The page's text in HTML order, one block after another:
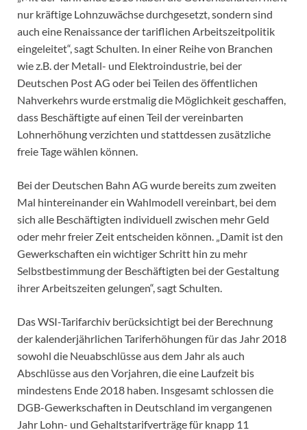
nur kräftige Lohnzuwächse durchgesetzt, sondern sind
auch eine Renaissance der tariflichen Arbeitszeitpolitik
eingeleitet“, sagt Schulten. In einer Reihe von Branchen
wie z.B. der Metall- und Elektroindustrie, bei der
Deutschen Post AG oder bei Teilen des öffentlichen
Nahverkehrs wurde erstmalig die Möglichkeit geschaffen,
dass Beschäftigte auf einen Teil der vereinbarten
Lohnerhöhung verzichten und stattdessen zusätzliche
freie Tage wählen können.
Bei der Deutschen Bahn AG wurde bereits zum zweiten
Mal hintereinander ein Wahlmodell vereinbart, bei dem
sich alle Beschäftigten individuell zwischen mehr Geld
oder mehr freier Zeit entscheiden können. „Damit ist den
Gewerkschaften ein wichtiger Schritt hin zu mehr
Selbstbestimmung der Beschäftigten bei der Gestaltung
ihrer Arbeitszeiten gelungen“, sagt Schulten.
Das WSI-Tarifarchiv berücksichtigt bei der Berechnung
der kalenderjährlichen Tariferhöhungen für das Jahr 2018
sowohl die Neuabschlüsse aus dem Jahr als auch
Abschlüsse aus den Vorjahren, die eine Laufzeit bis
mindestens Ende 2018 haben. Insgesamt schlossen die
DGB-Gewerkschaften in Deutschland im vergangenen
Jahr Lohn- und Gehaltstarifverträge für knapp 11